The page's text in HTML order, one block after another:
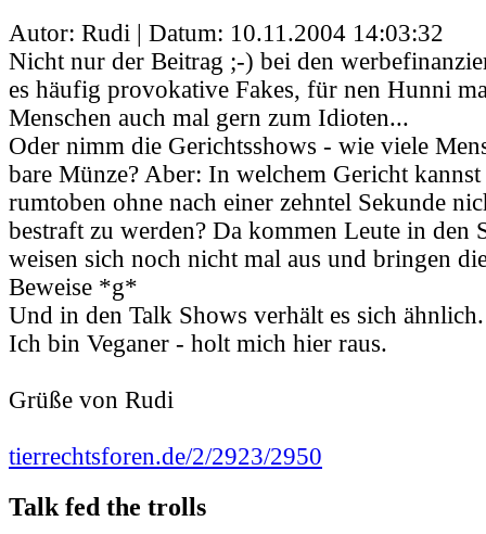
Autor: Rudi | Datum: 10.11.2004 14:03:32
Nicht nur der Beitrag ;-) bei den
es häufig provokative Fakes, für nen Hunni
Menschen auch mal gern zum Idioten...
Oder nimm die Gerichtsshows - wie viele
bare Münze? Aber: In welchem Gericht
rumtoben ohne nach einer zehntel Sekunde
bestraft zu werden? Da kommen Leute in den
weisen sich noch nicht mal aus und bringen
Beweise *g*
Und in den Talk Shows verhält es sich ähnlich.
Ich bin Veganer - holt mich hier raus.
Grüße von Rudi
tierrechtsforen.de/2/2923/2950
Talk fed the trolls